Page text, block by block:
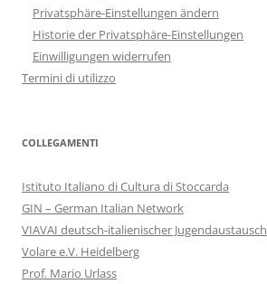
Privatsphäre-Einstellungen ändern
Historie der Privatsphäre-Einstellungen
Einwilligungen widerrufen
Termini di utilizzo
COLLEGAMENTI
Istituto Italiano di Cultura di Stoccarda
GIN – German Italian Network
VIAVAI deutsch-italienischer Jugendaustausch
Volare e.V. Heidelberg
Prof. Mario Urlass